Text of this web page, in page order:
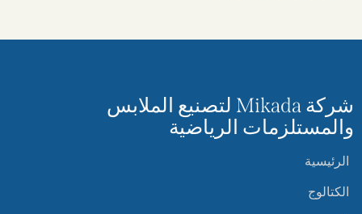
شركة Mikada لتصنيع الملابس
والمستلزمات الرياضية
الرئيسية
الكتالوج